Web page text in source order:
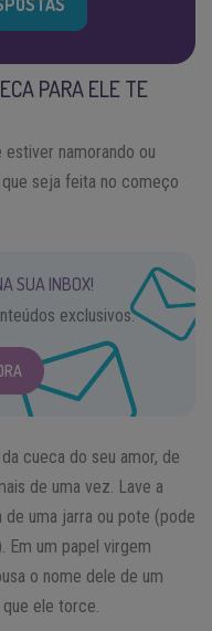
PARA ELE TE
namorando ou
seja feita no começo
SUA INBOX!
exclusivos.
cueca do seu amor, de
de uma vez. Lave a
uma jarra ou pote (pode
Em um papel virgem
o nome dele de um
ele torce.